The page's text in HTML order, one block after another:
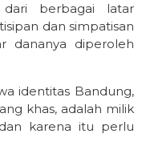
berbagai latar
dan simpatisan
dananya diperoleh
identitas Bandung,
khas, adalah milik
karena itu perlu